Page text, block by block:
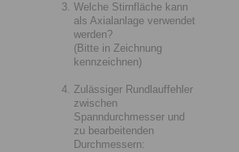
Welche Stirnfläche kann
als Axialanlage verwendet
werden?
(Bitte in Zeichnung
kennzeichnen)
Zulässiger Rundlauffehler
zwischen
Spanndurchmesser und
zu bearbeitenden
Durchmessern: